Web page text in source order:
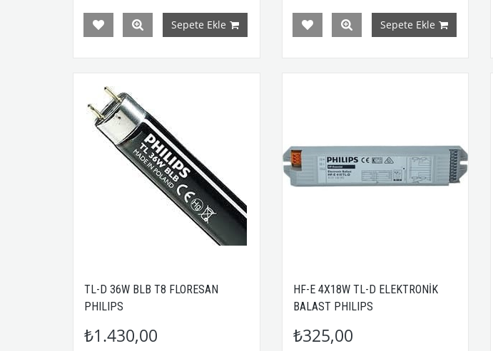
Sepete Ekle Sepete Ekle
TL-D 36W BLB T8 FLORESAN
PHILIPS
₺1.430,00
HF-E 4X18W TL-D ELEKTRONİK
BALAST PHILIPS
₺325,00